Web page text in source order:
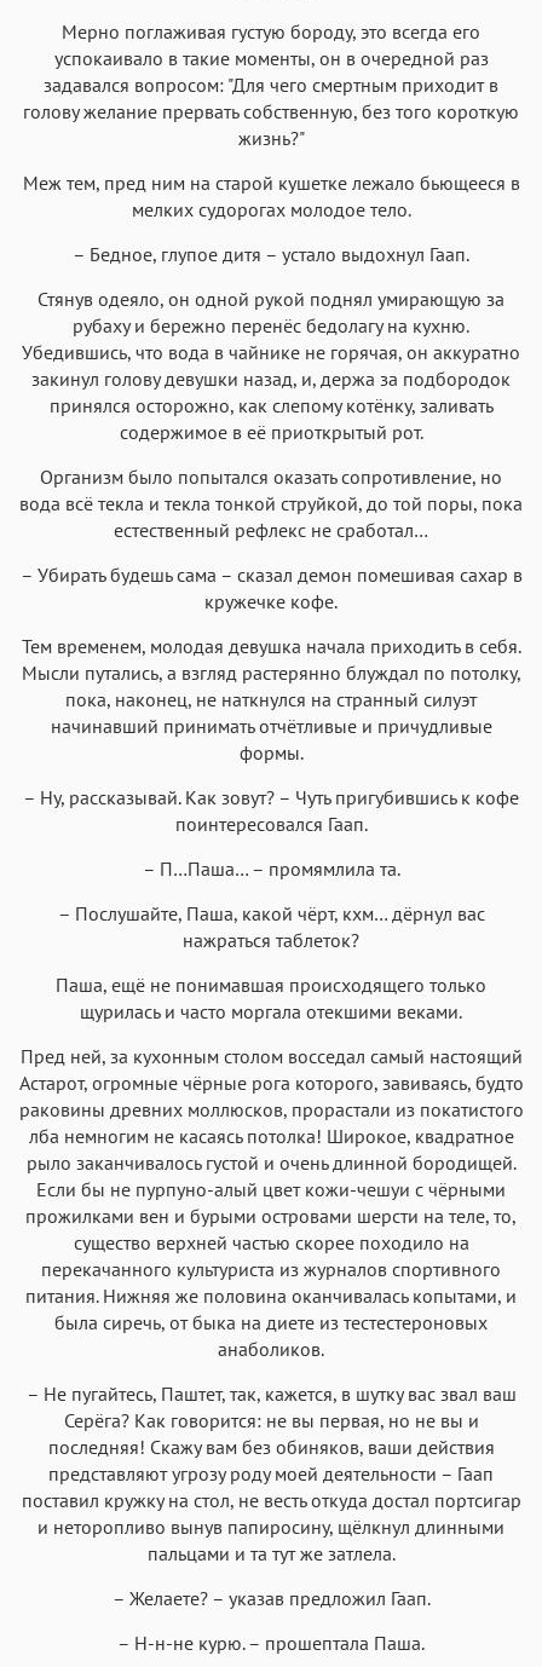
Аа
Helvetica Neue
Аа
Arial Аа
Georgia
Аа
Times New Roman
Аа Аа
Courier New
Аа Аа
Мерно поглаживая густую бороду, это всегда его
успокаивало в такие моменты, он в очередной раз
задавался вопросом: "Для чего смертным приходит в
голову желание прервать собственную, без того короткую
жизнь?"
Меж тем, пред ним на старой кушетке лежало бьющееся в
мелких судорогах молодое тело.
– Бедное, глупое дитя – устало выдохнул Гаап.
Стянув одеяло, он одной рукой поднял умирающую за
рубаху и бережно перенёс бедолагу на кухню.
Убедившись, что вода в чайнике не горячая, он аккуратно
закинул голову девушки назад, и, держа за подбородок
принялся осторожно, как слепому котёнку, заливать
содержимое в её приоткрытый рот.
Организм было попытался оказать сопротивление, но
вода всё текла и текла тонкой струйкой, до той поры, пока
естественный рефлекс не сработал…
– Убирать будешь сама – сказал демон помешивая сахар в
кружечке кофе.
Тем временем, молодая девушка начала приходить в себя.
Мысли путались, а взгляд растерянно блуждал по потолку,
пока, наконец, не наткнулся на странный силуэт
начинавший принимать отчётливые и причудливые
формы.
– Ну, рассказывай. Как зовут? – Чуть пригубившись к кофе
поинтересовался Гаап.
– П…Паша… – промямлила та.
– Послушайте, Паша, какой чёрт, кхм… дёрнул вас
нажраться таблеток?
Паша, ещё не понимавшая происходящего только
щурилась и часто моргала отекшими веками.
Пред ней, за кухонным столом восседал самый настоящий
Астарот, огромные чёрные рога которого, завиваясь, будто
раковины древних моллюсков, прорастали из покатистого
лба немногим не касаясь потолка! Широкое, квадратное
рыло заканчивалось густой и очень длинной бородищей.
Если бы не пурпуно-алый цвет кожи-чешуи с чёрными
прожилками вен и бурыми островами шерсти на теле, то,
существо верхней частью скорее походило на
перекачанного культуриста из журналов спортивного
питания. Нижняя же половина оканчивалась копытами, и
была сиречь, от быка на диете из тестестероновых
анаболиков.
– Не пугайтесь, Паштет, так, кажется, в шутку вас звал ваш
Серёга? Как говорится: не вы первая, но не вы и
последняя! Скажу вам без обиняков, ваши действия
представляют угрозу роду моей деятельности – Гаап
поставил кружку на стол, не весть откуда достал портсигар
и неторопливо вынув папиросину, щёлкнул длинными
пальцами и та тут же затлела.
– Желаете? – указав предложил Гаап.
– Н-н-не курю. – прошептала Паша.